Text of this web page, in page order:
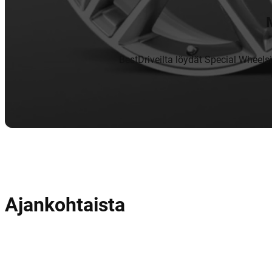
BestDriveilta löydät Special
Ajankohtaista